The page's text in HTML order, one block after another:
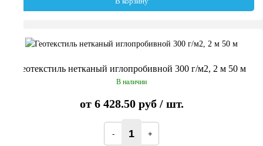
Геотекстиль нетканый иглопробивной 300 г/м2, 2 м 50 м
В наличии
от 6 428.50 руб/ шт.